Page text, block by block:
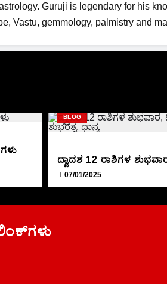
Guruji is legendary for his
Vastu, gemmology, palmistry and
BLOG
ದ್ವಾದಶ 12 ರಾಶಿಗಳ
07/01/2025